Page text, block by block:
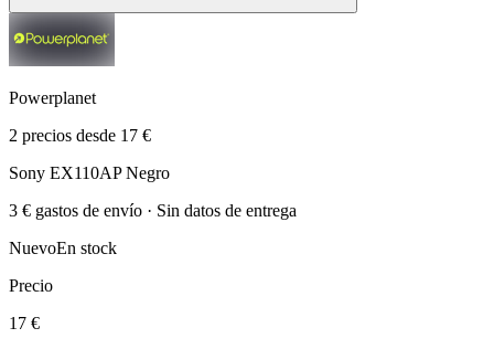
Powerplanet
2 precios desde 17 €
Sony EX110AP Negro
3 € gastos de envío · Sin datos de entrega
NuevoEn stock
Precio
17 €